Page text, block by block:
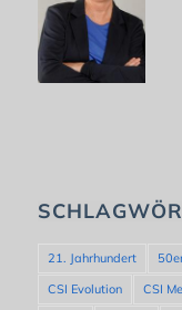
21. Jahrhundert
CSI Evolution
CSI